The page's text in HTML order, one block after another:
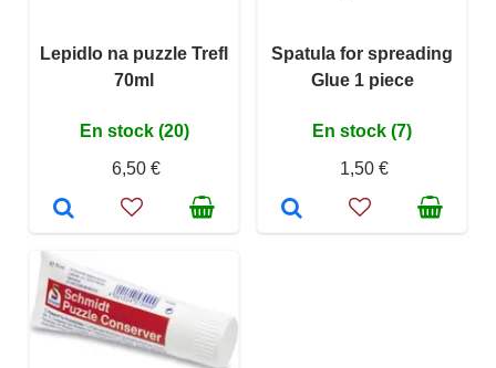
Lepidlo na puzzle Trefl
70ml
En stock (20)
6,50 €
Spatula for spreading
Glue 1 piece
En stock (7)
1,50 €